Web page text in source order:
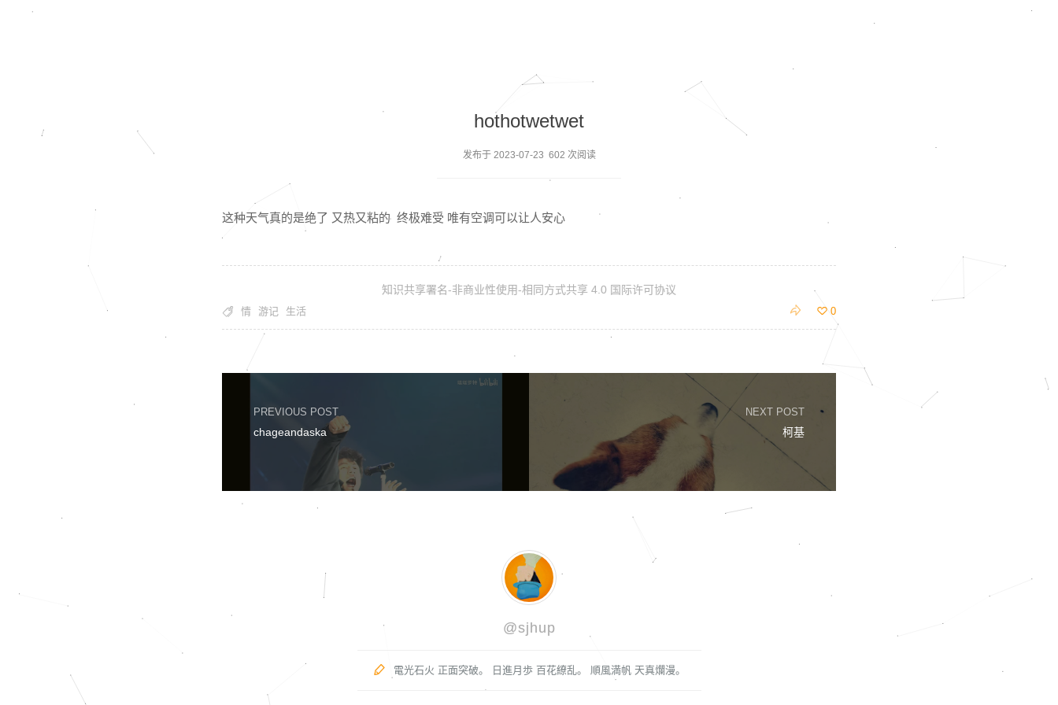
hothotwetwet
发布于 2023-07-23 602 次阅读
这种天气真的是绝了 又热又粘的 终极难受 唯有空调可以让人安心
知识共享署名-非商业性使用-相同方式共享 4.0 国际许可协议
 情 游记 生活  0

PREVIOUS POST
chageandaska
NEXT POST
柯基
@sjhup
 電光石火 正面突破。 日進月歩 百花繚乱。 順風満帆 天真爛漫。